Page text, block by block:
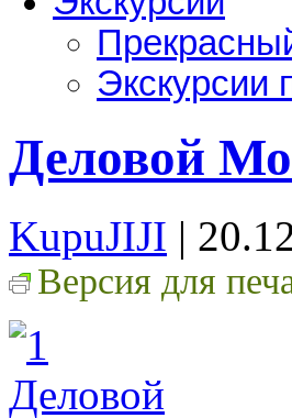
Экскурсии
Деловой
KupuJIJI |
Версия для